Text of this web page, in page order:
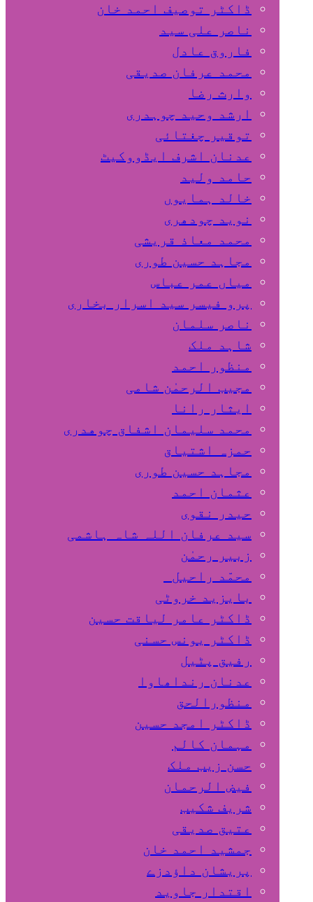
ڈاکٹر توصیف احمد خان
ناصر علی سید
فاروق عادل
محمد عرفان صدیقی
وارث رضا
ارشد وحید چوہدری
توقیر چغتائی
عدنان اشرف ایڈووکیٹ
حامد ولید
خالد ہمایوں
نوید چودھری
محمد معاذ قریشی
مجاہد حسین طوری
میاں عمر عباس
پرو فیسر سید اسرار بخاری
ناصر سلمان
شاہد ملک
منظور احمد
مجیب الرحمٰن شامی
ایثار رانا
محمد سلیمان اشفاق چوهدری
حمزہ اشتیاق
مجاہد حسین طوری
عثمان احمد
حیدر نقوی
سید عرفان اللہ شاہ ہاشمی
زبیر رحمٰن
محمّد راحیل
بایزید خروٹی
ڈاکٹر عامر لیاقت حسین
ڈاکٹر یونس حسنی
رفیق پٹیل
عدنان رنداھاوا
منظورالحق
ڈاکٹر امجد حسین
مہمان کالم
حسن زیب ملک
فیض الرحمان
شریف شکیب
عتیق صدیقی
جمشید احمد خان
پریشان داﺅدزے
اقتدار جاوید